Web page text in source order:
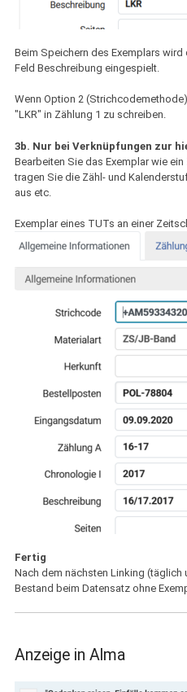
Beim Speichern des Exemplars wird
Feld Beschreibung eingespielt.
Wenn Option 2
"LKR" in Zählung 1 zu schreiben.
3b. Nur bei Verknüpfungen zur
Bearbeiten Sie das Exemplar wie
tragen Sie die Zähl- und
aus etc.
Exemplar eines TUTs an einer
Fertig
Nach dem nächsten Linking (täglich
Bestand beim Datensatz ohne
Anzeige in Alma